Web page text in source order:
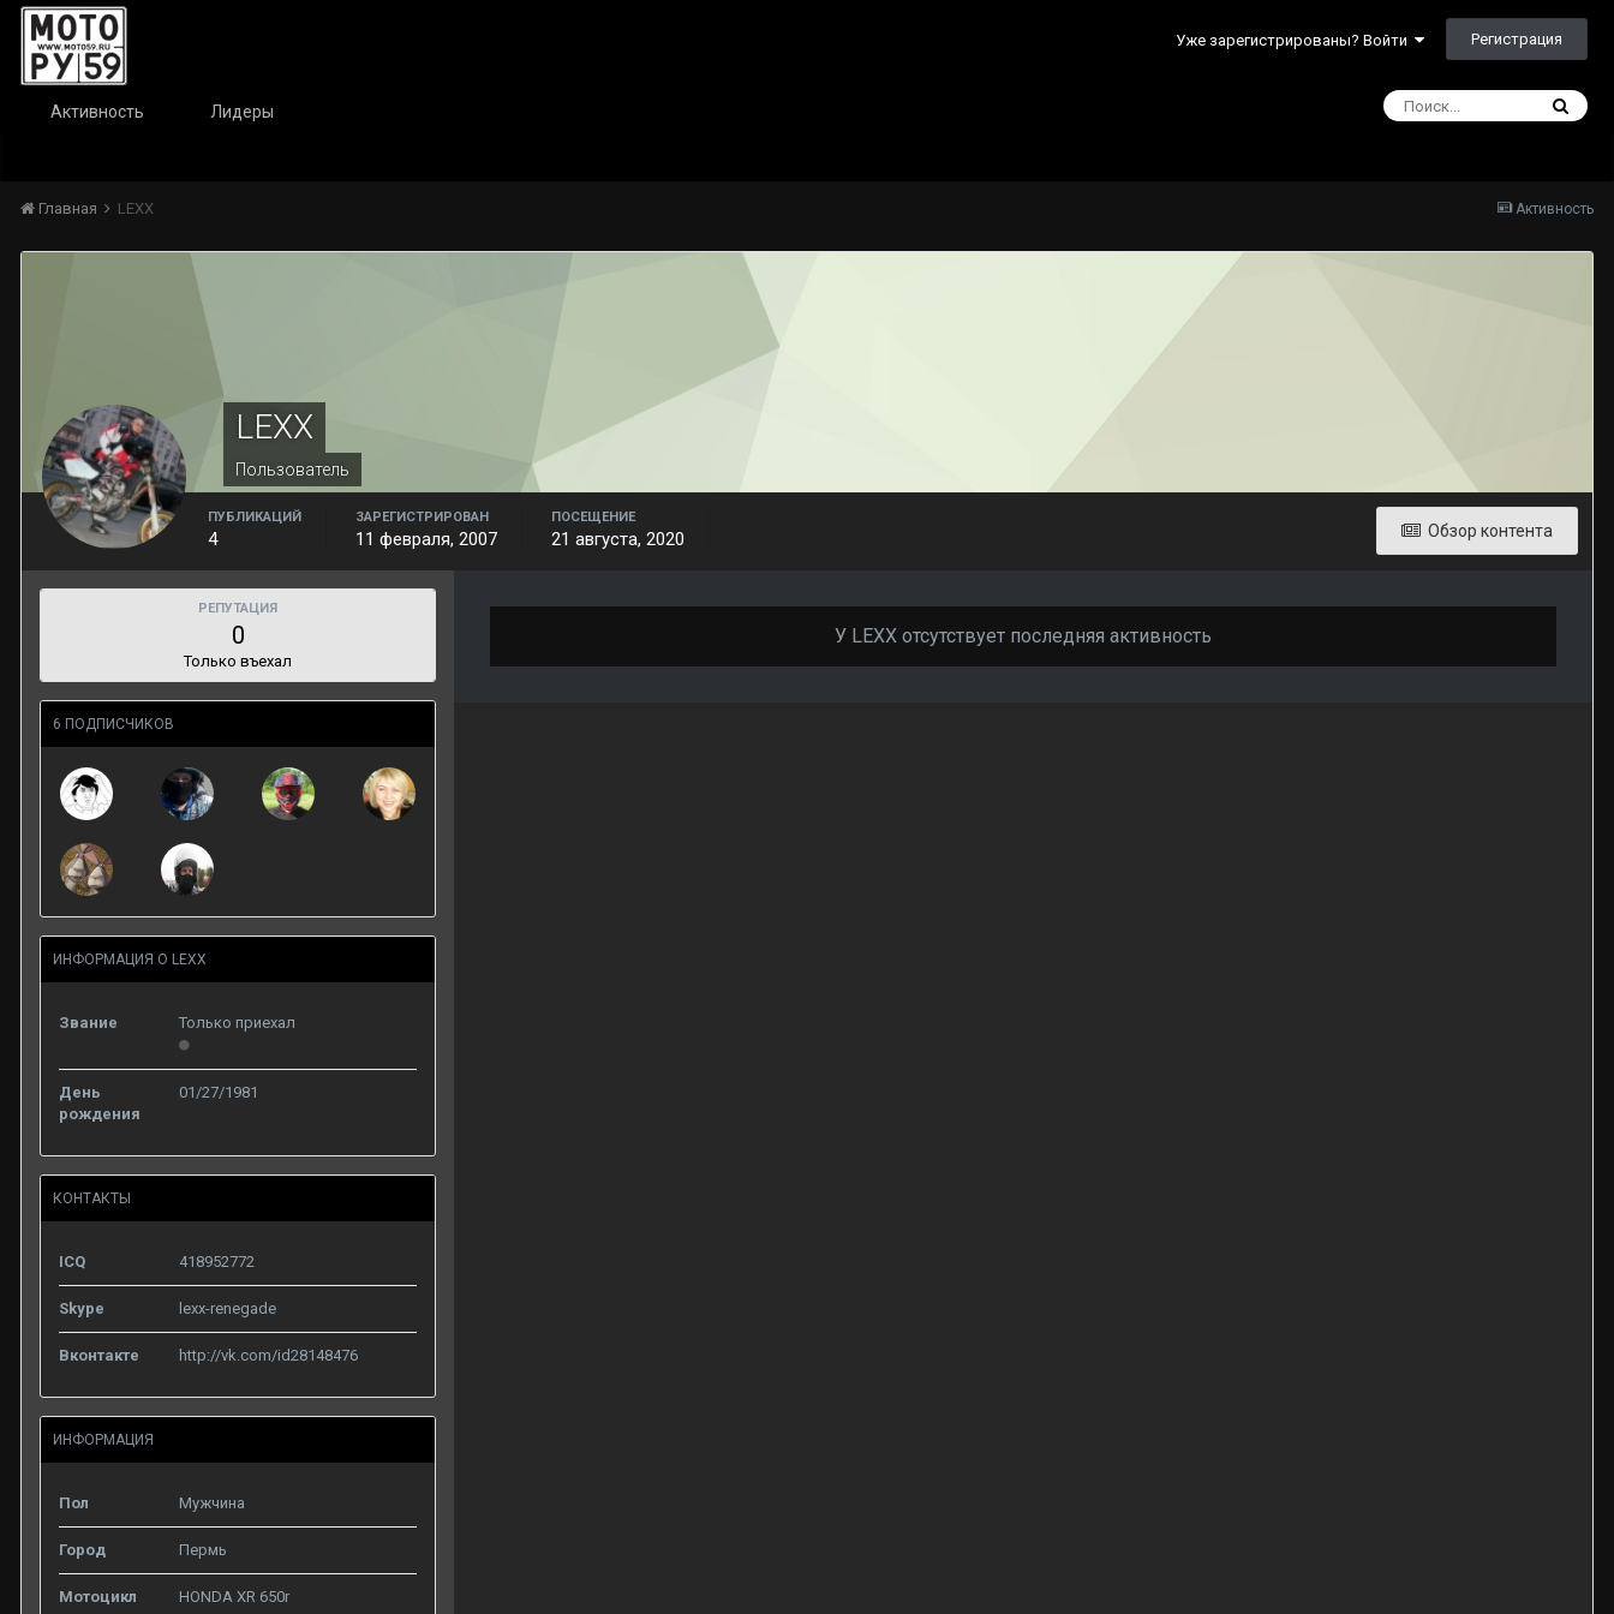
Уже зарегистрированы? Войти Регистрация
Активность Лидеры
Активность
Главная LEXX
LEXX
Пользователь
Обзор контента
ПУБЛИКАЦИЙ
4
ЗАРЕГИСТРИРОВАН
11 февраля, 2007
ПОСЕЩЕНИЕ
21 августа, 2020
РЕПУТАЦИЯ
0
Только въехал
6 ПОДПИСЧИКОВ
ИНФОРМАЦИЯ О LEXX
Звание Только приехал
День
рождения
01/27/1981
КОНТАКТЫ
ICQ 418952772
Skype lexx-renegade
Вконтакте http://vk.com/id28148476
ИНФОРМАЦИЯ
Пол Мужчина
Город Пермь
Мотоцикл HONDA XR 650r
У LEXX отсутствует последняя активность